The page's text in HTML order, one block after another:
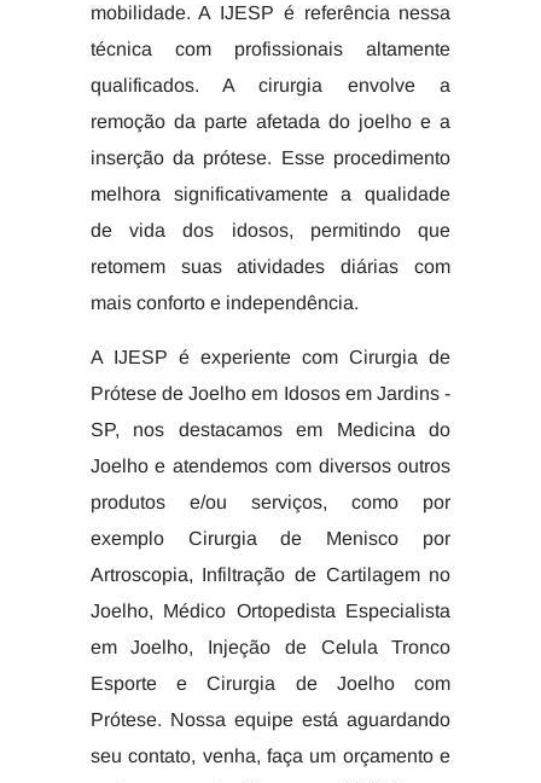
mobilidade. A IJESP é referência nessa
técnica com profissionais altamente
qualificados. A cirurgia envolve a
remoção da parte afetada do joelho e a
inserção da prótese. Esse procedimento
melhora significativamente a qualidade
de vida dos idosos, permitindo que
retomem suas atividades diárias com
mais conforto e independência.
A IJESP é experiente com Cirurgia de
Prótese de Joelho em Idosos em Jardins -
SP, nos destacamos em Medicina do
Joelho e atendemos com diversos outros
produtos e/ou serviços, como por
exemplo Cirurgia de Menisco por
Artroscopia, Infiltração de Cartilagem no
Joelho, Médico Ortopedista Especialista
em Joelho, Injeção de Celula Tronco
Esporte e Cirurgia de Joelho com
Prótese. Nossa equipe está aguardando
seu contato, venha, faça um orçamento e